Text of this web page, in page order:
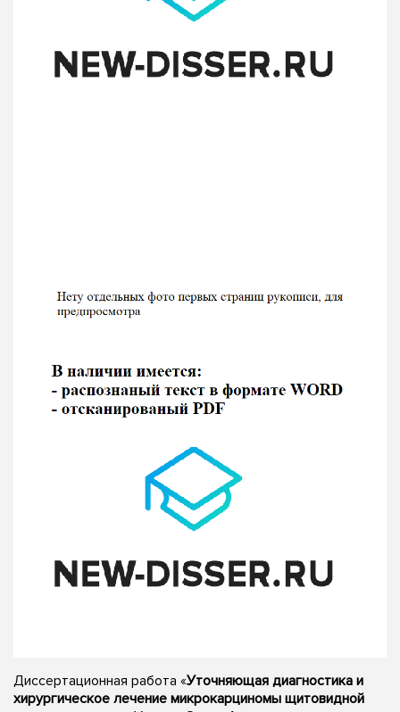
Диссертационная работа «Уточняющая диагностика и
хирургическое лечение микрокарциномы щитовидной